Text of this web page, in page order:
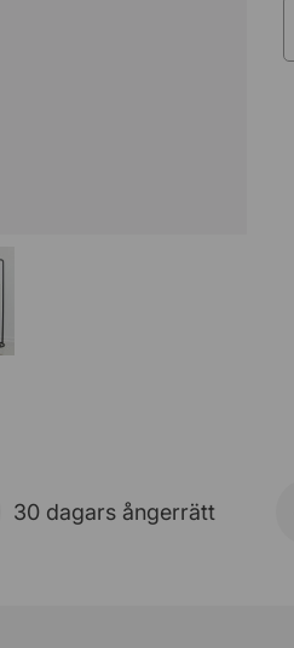
30 dagars ångerrätt